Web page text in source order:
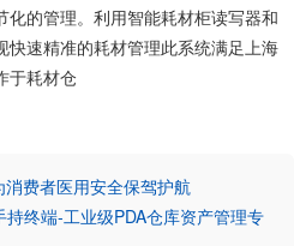
化的管理。利用智能耗材柜读写器和
快速精准的耗材管理此系统满足上海
于耗材仓
费者医用安全保驾护航
终端-工业级PDA仓库资产管理专